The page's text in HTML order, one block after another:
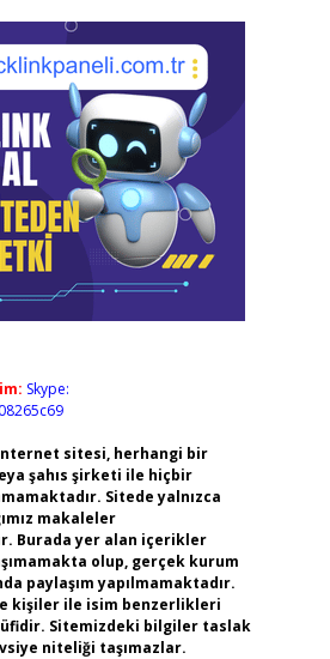
Skype:
sitesi, herhangi bir
şahıs şirketi ile hiçbir
Sitede yalnızca
makaleler
Burada yer alan içerikler
olup, gerçek kurum
paylaşım yapılmamaktadır.
kişiler ile isim benzerlikleri
Sitemizdeki bilgiler taslak
niteliği taşımazlar.